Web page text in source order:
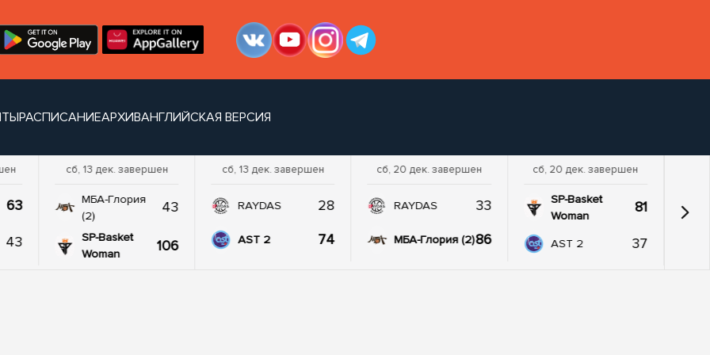
РАСПИСАНИЕАРХИВАНГЛИЙСКАЯ ВЕРСИЯ
63
43
сб, 13 дек. завершен
МБА-Глория
(2)
43
SP-Basket
Woman
106
сб, 13 дек. завершен
RAYDAS 28
AST 2 74
сб, 20 дек. завершен
RAYDAS 33
МБА-Глория (2)86
сб, 20 дек. завершен
SP-Basket
Woman
81
AST 2 37